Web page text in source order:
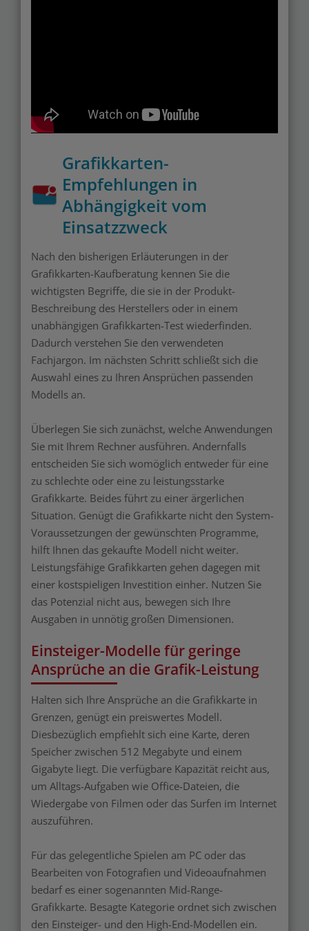
Grafikkarten-
Empfehlungen in
Abhängigkeit vom
Einsatzzweck
Nach den bisherigen Erläuterungen in der
Grafikkarten-Kaufberatung kennen Sie die
wichtigsten Begriffe, die sie in der Produkt-
Beschreibung des Herstellers oder in einem
unabhängigen Grafikkarten-Test wiederfinden.
Dadurch verstehen Sie den verwendeten
Fachjargon. Im nächsten Schritt schließt sich die
Auswahl eines zu Ihren Ansprüchen passenden
Modells an.
Überlegen Sie sich zunächst, welche Anwendungen
Sie mit Ihrem Rechner ausführen. Andernfalls
entscheiden Sie sich womöglich entweder für eine
zu schlechte oder eine zu leistungsstarke
Grafikkarte. Beides führt zu einer ärgerlichen
Situation. Genügt die Grafikkarte nicht den System-
Voraussetzungen der gewünschten Programme,
hilft Ihnen das gekaufte Modell nicht weiter.
Leistungsfähige Grafikkarten gehen dagegen mit
einer kostspieligen Investition einher. Nutzen Sie
das Potenzial nicht aus, bewegen sich Ihre
Ausgaben in unnötig großen Dimensionen.
Einsteiger-Modelle für geringe
Ansprüche an die Grafik-Leistung
Halten sich Ihre Ansprüche an die Grafikkarte in
Grenzen, genügt ein preiswertes Modell.
Diesbezüglich empfiehlt sich eine Karte, deren
Speicher zwischen 512 Megabyte und einem
Gigabyte liegt. Die verfügbare Kapazität reicht aus,
um Alltags-Aufgaben wie Office-Dateien, die
Wiedergabe von Filmen oder das Surfen im Internet
auszuführen.
Für das gelegentliche Spielen am PC oder das
Bearbeiten von Fotografien und Videoaufnahmen
bedarf es einer sogenannten Mid-Range-
Grafikkarte. Besagte Kategorie ordnet sich zwischen
den Einsteiger- und den High-End-Modellen ein.